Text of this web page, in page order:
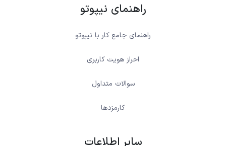
راهنمای نیپوتو
راهنمای جامع کار با نیپوتو
احراز هویت کاربری
سوالات متداول
کارمزدها
سایر اطلاعات